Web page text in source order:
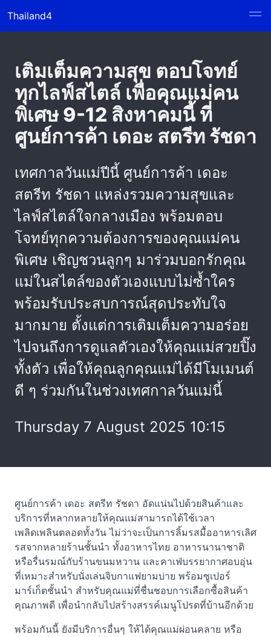
Thailand4
เติมเต็มความสุข ตอบโจทย์
ทุกไลฟ์สไตล์ เพื่อคุณแม่คน
พิเศษ 9-12 สิงหาคมนี้ ที่
ศูนย์การค้า เดอะ สตรีท รัชดา
เทศกาลวันแม่ปีนี้ ศูนย์การค้า เดอะ
สตรีท รัชดา แหล่งรวมความสุขและ
ไลฟ์สไตล์ใจกลางเมือง พร้อมตอบ
โจทย์ทุกความต้องการของคุณแม่คน
พิเศษ เชิญชวนลูกๆ มาร่วมบอกรักคุณ
แม่ในสไตล์ของตัวเองแบบไม่ซ้ำใคร
พร้อมรับประสบการณ์สุดประทับใจ
มากมาย ตั้งแต่การเติมเต็มความอร่อย
ไปจนถึงการดูแลตัวเองให้คุณแม่สวยปิ๊ง
ทั้งตัว เพื่อให้คุณลูกคุณแม่ได้มีโมเมนต์
ดี ๆ ร่วมกันในช่วงเทศกาลวันแม่นี้
Thursday 7 August 2025 10:15
ศูนย์การค้า เดอะ สตรีท รัชดา อัดแน่นไปด้วยสินค้าและ
บริการที่หลากหลายให้คุณแม่สามารถได้ใช้เวลา
เพลิดเพลินตลอดทั้งวัน ไม่ว่าจะเป็นการลิ้มรสมื้ออาหารเลิศ
รสจากหลายร้านชั้นนำ ทั้งอาหารไทย อาหารนานาชาติ
หรือรื่นรมณ์กับร้านขนมหวาน และคาเฟ่บรรยากาศอบอุ่น
ที่เหมาะสำหรับนั่งเล่นจิบกาแฟยามบ่าย พร้อมซูเปอร์
มาร์เก็ตชั้นนำ สำหรับคุณแม่ที่ชื่นชอบการเลือกซื้อสินค้า
คุณภาพดี เพื่อนำกลับไปสร้างสรรค์เมนูโปรดที่บ้านอีกด้วย
พร้อมกันนี้ ยังมีบริการอื่นๆ ให้ได้คุณแม่ผ่อนคลาย หรือ